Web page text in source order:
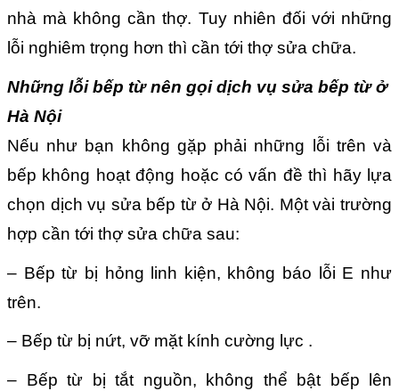
nhà mà không cần thợ. Tuy nhiên đối với những
lỗi nghiêm trọng hơn thì cần tới thợ sửa chữa.
Những lỗi bếp từ nên gọi dịch vụ sửa bếp từ ở
Hà Nội
Nếu như bạn không gặp phải những lỗi trên và
bếp không hoạt động hoặc có vấn đề thì hãy lựa
chọn dịch vụ sửa bếp từ ở Hà Nội. Một vài trường
hợp cần tới thợ sửa chữa sau:
– Bếp từ bị hỏng linh kiện, không báo lỗi E như
trên.
– Bếp từ bị nứt, vỡ mặt kính cường lực .
– Bếp từ bị tắt nguồn, không thể bật bếp lên